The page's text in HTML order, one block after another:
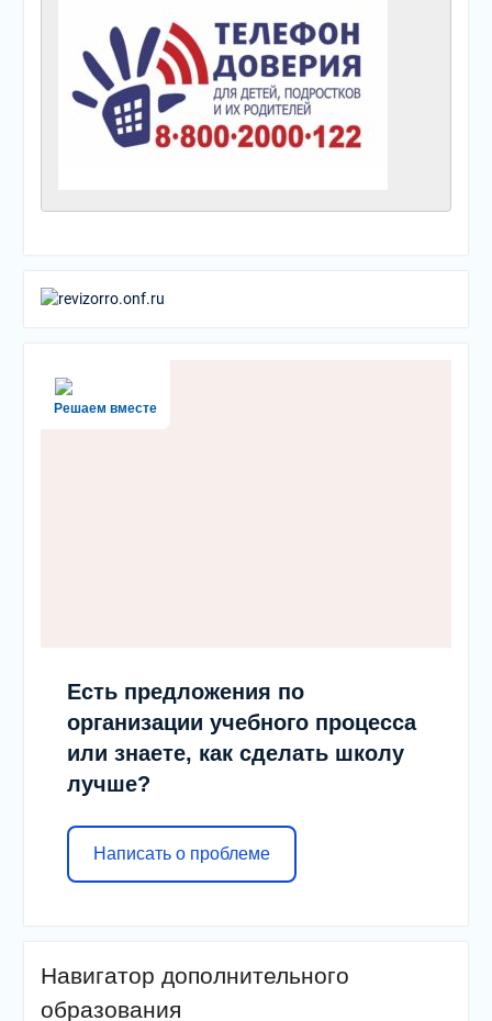
Решаем вместе
Есть предложения по
организации учебного процесса
или знаете, как сделать школу
лучше?
Написать о проблеме
Навигатор дополнительного
образования